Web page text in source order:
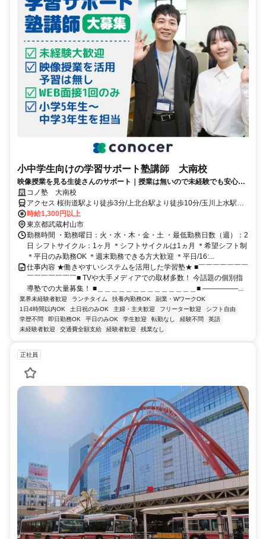
小中学生向けの学習サポート塾講師 大南校
映像授業を見る生徒さんのサポート｜授業は無いので未経験でも安心｜
WEB面接/1回｜週2日～OK｜履歴書不要｜応募後はフォームに1分で回
答｜1分単位で給与支給｜WワークOK｜私服勤務｜有給休暇あり｜定時
退社
コノ塾 大南校
アクセス 桜街道駅より徒歩3分/上北台駅より徒歩10分/玉川上水駅よ
り徒歩15分
時給1,300円以上
東京都武蔵村山市
勤務時間 ・勤務曜日：火・水・木・金・土 ・最低勤務日数（週）：2
日 シフトサイクル：1ヶ月 ＊シフトサイクルは1ヵ月 ＊希望シフト制
＊平日のみ勤務OK ＊週末勤務できる方大歓迎 ＊平日/16:...
仕事内容 ★働きやすいシステムを活用した学習塾★ ■￣￣￣￣￣￣￣
￣￣￣￣￣￣￣■ TVや大手メディアでの取材多数！ 今話題の個別指
導塾での大量募集！ ■＿＿＿＿＿＿＿＿＿＿＿＿＿＿■ ―――――...
業界未経験者歓迎 ランチタイム 扶養内勤務OK
副業・WワークOK
1日4時間以内OK
土日祝のみOK 主婦・主夫歓迎 フリーター歓迎
シフト自由
学歴不問
即日勤務OK 平日のみOK 学生歓迎 転勤なし 経験不問
英語
未経験者歓迎
交通費全額支給 経験者歓迎 残業なし
正社員